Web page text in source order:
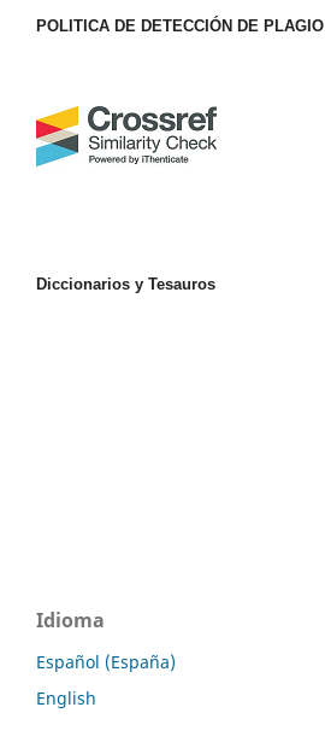
POLITICA DE DETECCIÓN DE PLAGIO
Diccionarios y Tesauros
Idioma
Español (España)
English